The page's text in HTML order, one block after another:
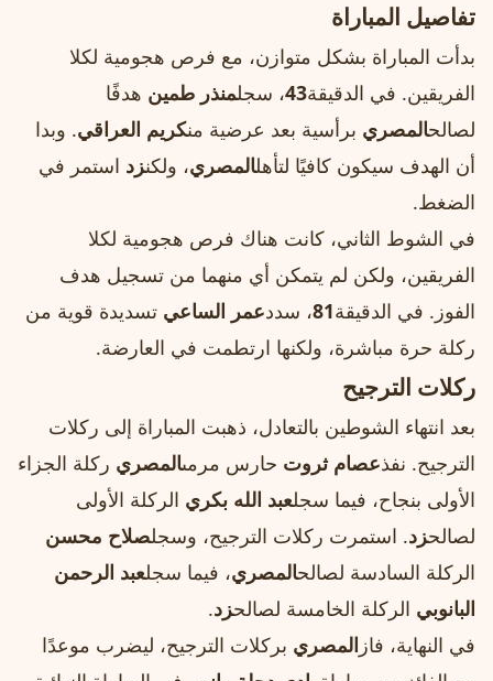
تفاصيل المباراة
بدأت المباراة بشكل متوازن، مع فرص هجومية لكلا
الفريقين. في الدقيقة43، سجلمنذر طمين هدفًا
لصالحالمصري برأسية بعد عرضية منكريم العراقي. وبدا
أن الهدف سيكون كافيًا لتأهلالمصري، ولكنزد استمر في
الضغط.
في الشوط الثاني، كانت هناك فرص هجومية لكلا
الفريقين، ولكن لم يتمكن أي منهما من تسجيل هدف
الفوز. في الدقيقة81، سددعمر الساعي تسديدة قوية من
ركلة حرة مباشرة، ولكنها ارتطمت في العارضة.
ركلات الترجيح
بعد انتهاء الشوطين بالتعادل، ذهبت المباراة إلى ركلات
الترجيح. نفذعصام ثروت حارس مرمىالمصري ركلة الجزاء
الأولى بنجاح، فيما سجلعبد الله بكري الركلة الأولى
لصالحزد. استمرت ركلات الترجيح، وسجلصلاح محسن
الركلة السادسة لصالحالمصري، فيما سجلعبد الرحمن
البانوبي الركلة الخامسة لصالحزد.
في النهاية، فاز المصري بركلات الترجيح، ليضرب موعدًا